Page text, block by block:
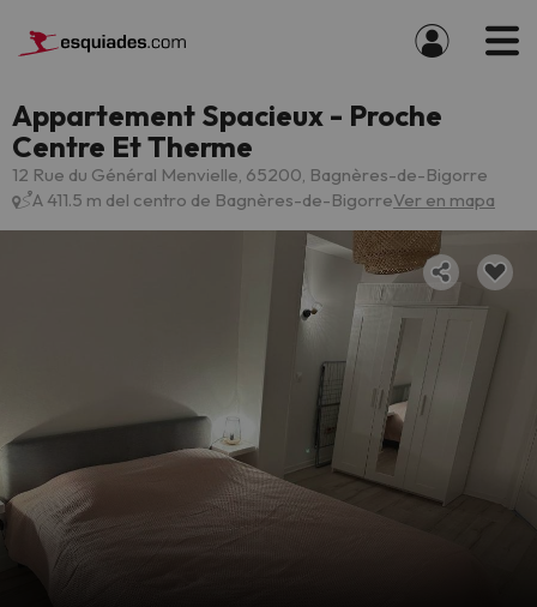
Appartement Spacieux - Proche
Centre Et Therme
12 Rue du Général Menvielle, 65200, Bagnères-de-Bigorre
A 411.5 m del centro de Bagnères-de-BigorreVer en mapa